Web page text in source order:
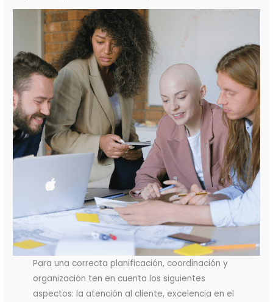
Para una correcta planificación, coordinación y
organización ten en cuenta los siguientes
aspectos: la atención al cliente, excelencia en el